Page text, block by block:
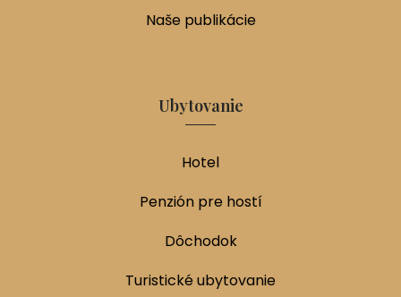
Naše publikácie
Ubytovanie
Hotel
Penzión pre hostí
Dôchodok
Turistické ubytovanie